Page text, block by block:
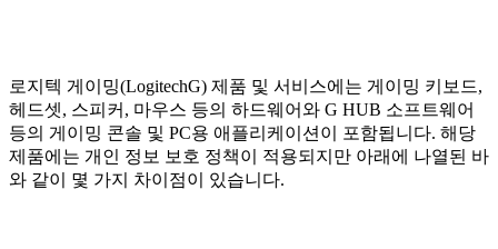
로지텍 게이밍(LogitechG) 제품 및 서비스에는 게이밍 키보드,
헤드셋, 스피커, 마우스 등의 하드웨어와 G HUB 소프트웨어
등의 게이밍 콘솔 및 PC용 애플리케이션이 포함됩니다. 해당
제품에는 개인 정보 보호 정책이 적용되지만 아래에 나열된 바
와 같이 몇 가지 차이점이 있습니다.